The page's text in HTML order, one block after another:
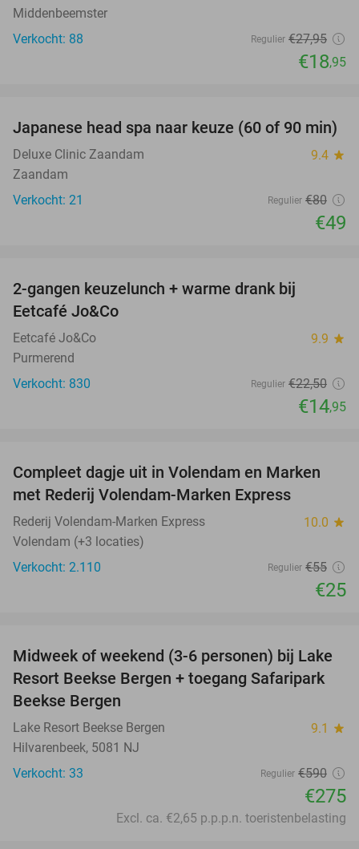
Middenbeemster
Verkocht: 88
Regulier €27,95
€18,95
39%
Japanese head spa naar keuze (60 of 90 min)
Deluxe Clinic Zaandam 9.4 star
Zaandam
Verkocht: 21
Regulier €80
€49
2-gangen keuzelunch + warme drank bij
Eetcafé Jo&Co
Eetcafé Jo&Co 9.9 star
Purmerend
Verkocht: 830
Regulier €22,50
€14,95
55%
Compleet dagje uit in Volendam en Marken
met Rederij Volendam-Marken Express
Rederij Volendam-Marken Express 10.0 star
Volendam (+3 locaties)
Verkocht: 2.110
Regulier €55
€25
53%
Midweek of weekend (3-6 personen) bij Lake
Resort Beekse Bergen + toegang Safaripark
Beekse Bergen
Lake Resort Beekse Bergen 9.1 star
Hilvarenbeek, 5081 NJ
Verkocht: 33
Regulier €590
€275
Excl. ca. €2,65 p.p.p.n. toeristenbelasting